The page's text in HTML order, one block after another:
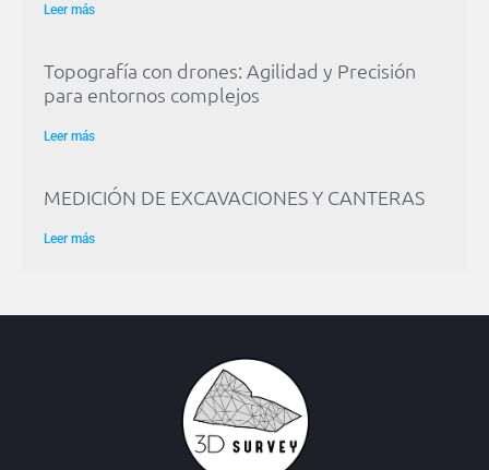
Leer más
Topografía con drones: Agilidad y Precisión
para entornos complejos
Leer más
MEDICIÓN DE EXCAVACIONES Y CANTERAS
Leer más